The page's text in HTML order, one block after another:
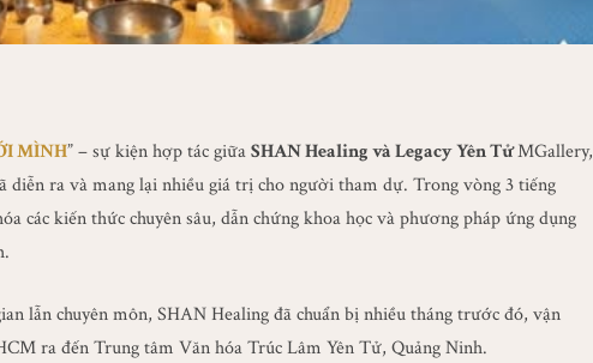
MÌNH” – sự kiện hợp tác giữaSHAN Healing và Legacy Yên TửMGallery,
diễn ra và mang lại nhiều giá trị cho người tham dự. Trong vòng 3 tiếng
các kiến thức chuyên sâu, dẫn chứng khoa học và phương pháp ứng dụng
lẫn chuyên môn, SHAN Healing đã chuẩn bị nhiều tháng trước đó, vận
ra đến Trung tâm Văn hóa Trúc Lâm Yên Tử, Quảng Ninh.